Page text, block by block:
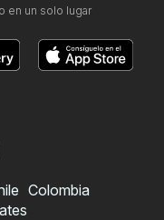
en un solo lugar
Colombia